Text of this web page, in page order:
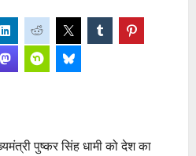
पुष्कर सिंह धामी को देश का